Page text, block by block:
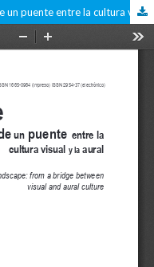
Hacia el paisaje sonoro urbano: desde un puente entre la cultura visual y la aural